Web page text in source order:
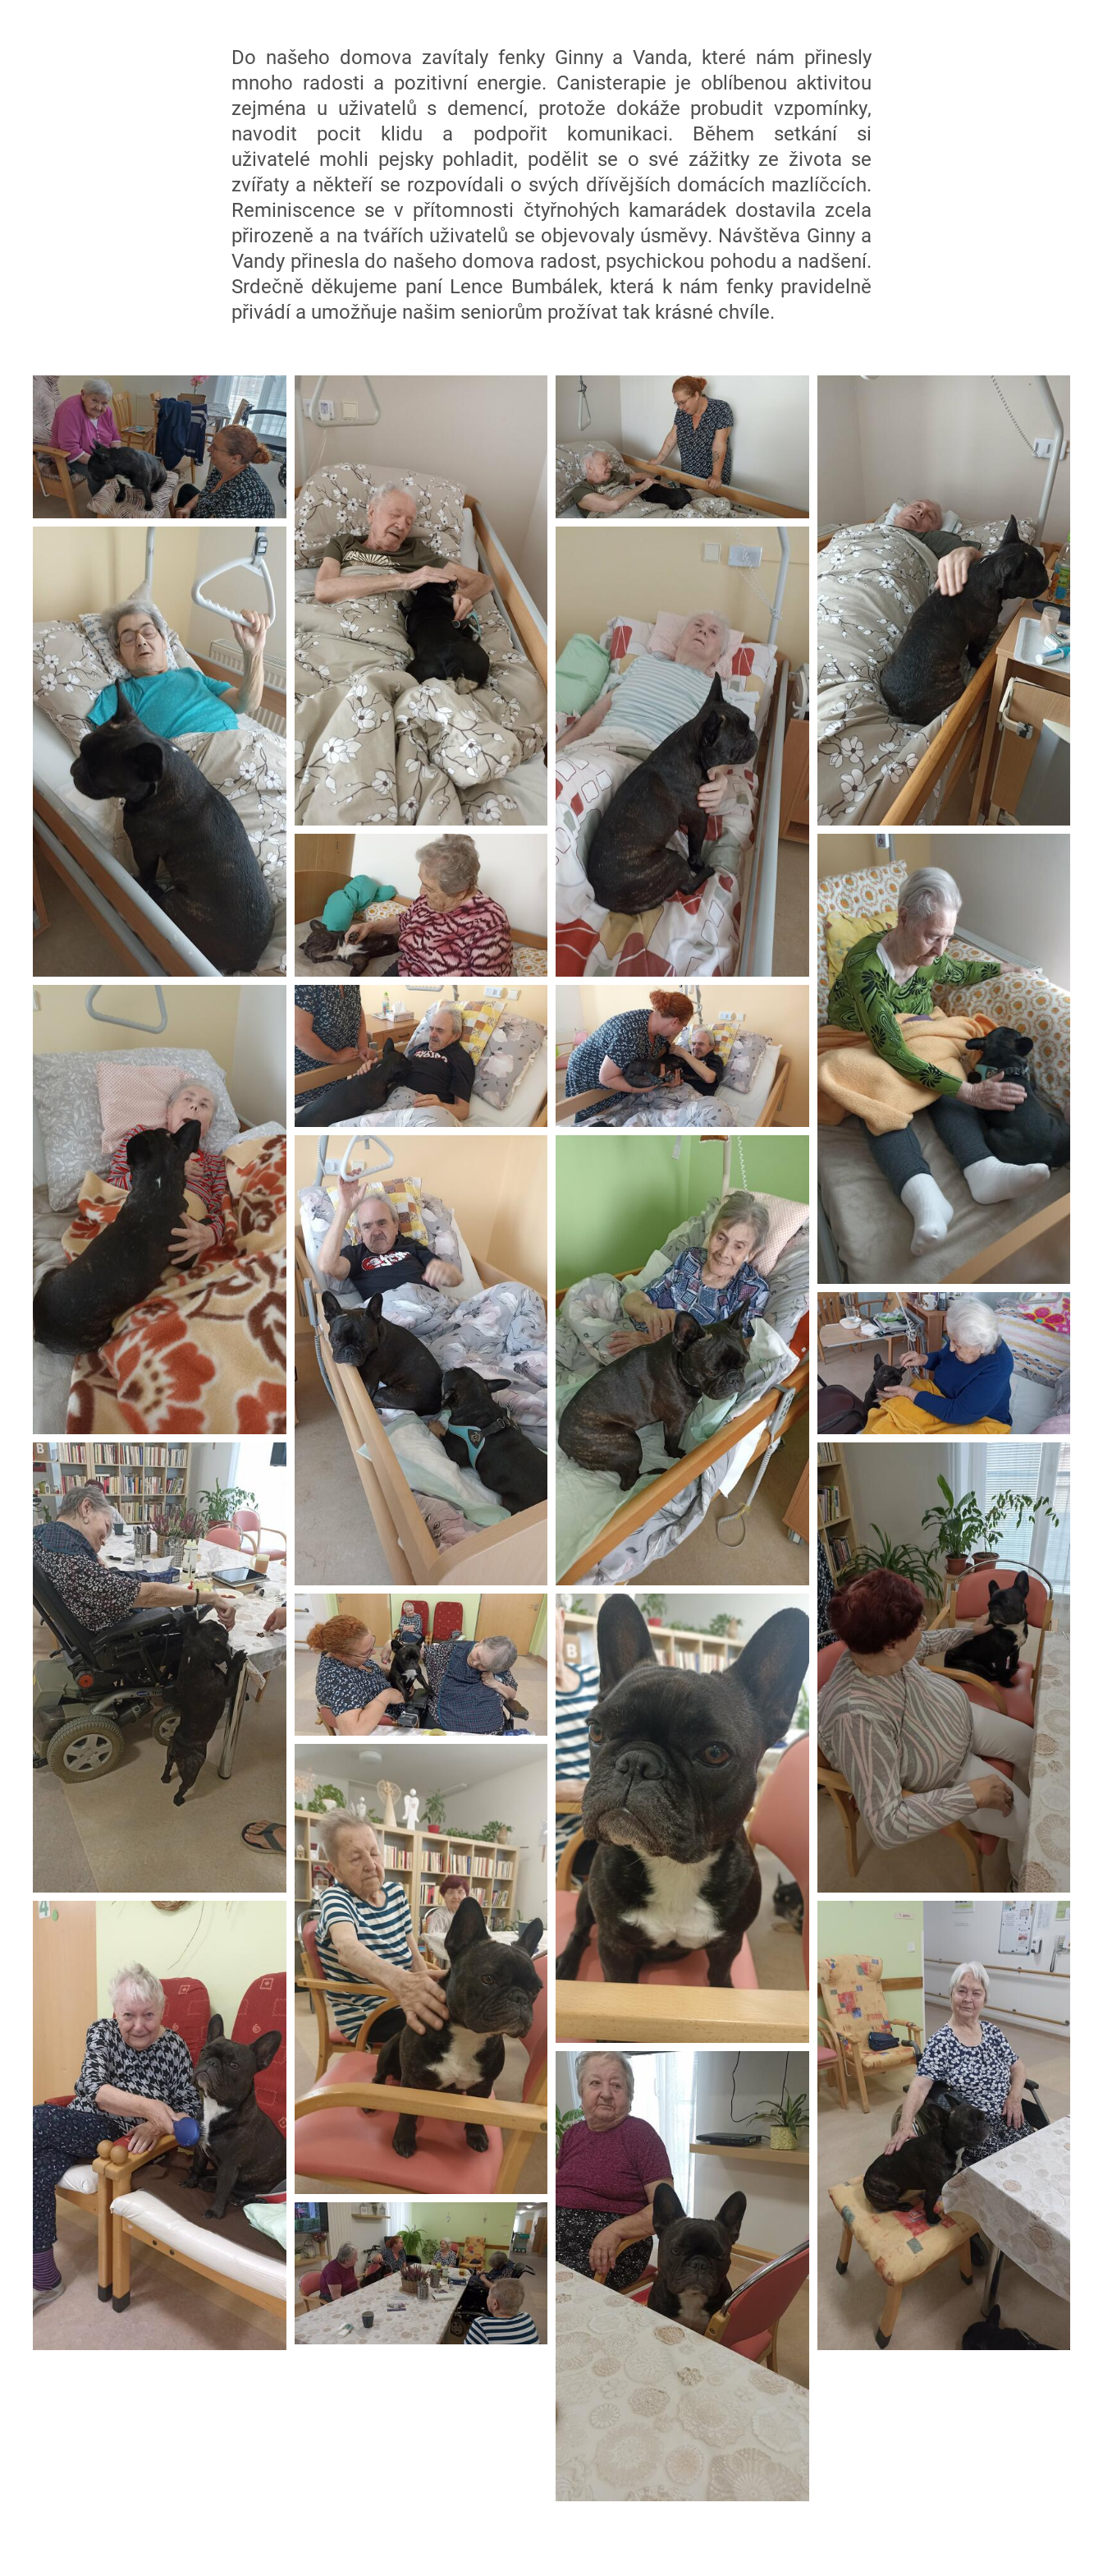
Do našeho domova zavítaly fenky Ginny a Vanda, které nám přinesly
mnoho radosti a pozitivní energie. Canisterapie je oblíbenou aktivitou
zejména u uživatelů s demencí, protože dokáže probudit vzpomínky,
navodit pocit klidu a podpořit komunikaci. Během setkání si
uživatelé mohli pejsky pohladit, podělit se o své zážitky ze života se
zvířaty a někteří se rozpovídali o svých dřívějších domácích mazlíčcích.
Reminiscence se v přítomnosti čtyřnohých kamarádek dostavila zcela
přirozeně a na tvářích uživatelů se objevovaly úsměvy. Návštěva Ginny a
Vandy přinesla do našeho domova radost, psychickou pohodu a nadšení.
Srdečně děkujeme paní Lence Bumbálek, která k nám fenky pravidelně
přivádí a umožňuje našim seniorům prožívat tak krásné chvíle.